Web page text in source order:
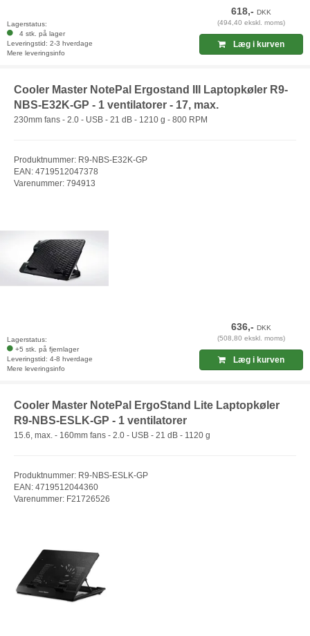
Lagerstatus:
4 stk. på lager
Leveringstid: 2-3 hverdage
Mere leveringsinfo
618,-DKK
(494,40 ekskl. moms)
Læg i kurven
Cooler Master NotePal Ergostand III Laptopkøler R9-
NBS-E32K-GP - 1 ventilatorer - 17, max.
230mm fans - 2.0 - USB - 21 dB - 1210 g - 800 RPM
Produktnummer: R9-NBS-E32K-GP
EAN: 4719512047378
Varenummer: 794913
Lagerstatus:
+5 stk. på fjernlager
Leveringstid: 4-8 hverdage
Mere leveringsinfo
636,-DKK
(508,80 ekskl. moms)
Læg i kurven
Cooler Master NotePal ErgoStand Lite Laptopkøler
R9-NBS-ESLK-GP - 1 ventilatorer
15.6, max. - 160mm fans - 2.0 - USB - 21 dB - 1120 g
Produktnummer: R9-NBS-ESLK-GP
EAN: 4719512044360
Varenummer: F21726526